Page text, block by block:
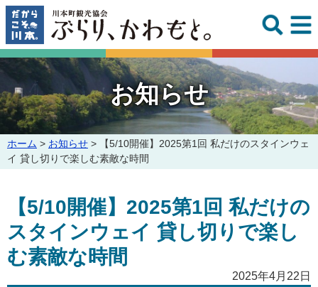
このページの本文へ
お知らせ
こ
の
位
置:
ホーム > お知らせ >
【5/10開催】2025第1回 私だけのスタインウェ
イ 貸し切りで楽しむ素敵な時間
【5/10開催】2025第1回 私だけの
スタインウェイ 貸し切りで楽し
む素敵な時間
2025年4月22日